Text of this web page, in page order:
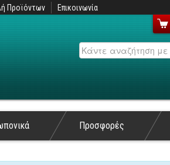
Προϊόντων
Επικοινωνία
Αναζήτηση
Προσφορές